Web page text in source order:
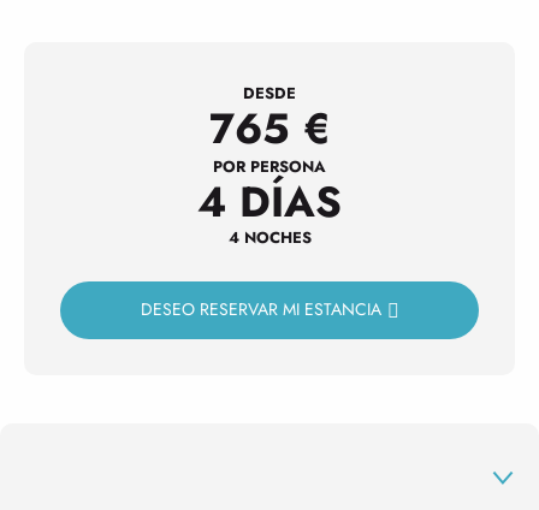
DESDE
765 €
POR PERSONA
4 DÍAS
4 NOCHES
DESEO RESERVAR MI ESTANCIA